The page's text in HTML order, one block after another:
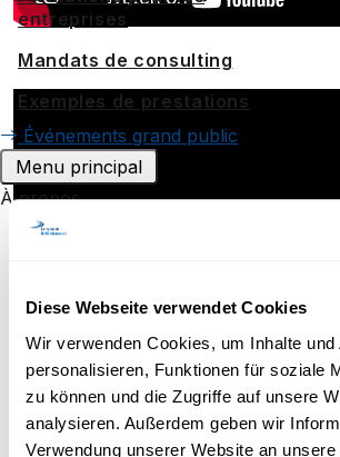
Diese Webseite verwendet Cookies
Wir verwenden Cookies, um Inhalte und
personalisieren, Funktionen für soziale
zu können und die Zugriffe auf unsere
analysieren. Außerdem geben wir
Verwendung unserer Website an
entreprises
Mandats de consulting
Exemples de prestations
Événements grand public
Menu principal
À propos
Portrait
Reconnaissance
Espace media
Travailler à UniDistance Suisse
Faculté de droit